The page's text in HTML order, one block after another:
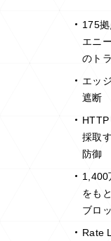
175
エニ
のト
エッ
遮断
採取
防御
1,400
をも
ブロ
Rate